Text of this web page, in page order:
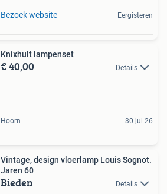
Bezoek website Eergisteren
Knixhult lampenset
€ 40,00 Details
Hoorn 30 jul 26
Vintage, design vloerlamp Louis Sognot.
Jaren 60
Bieden Details